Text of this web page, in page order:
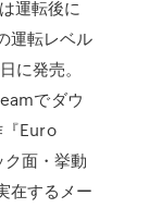
運転後に
運転レベル
に発売。
でダウ
『Euro
面・挙動
在するメー